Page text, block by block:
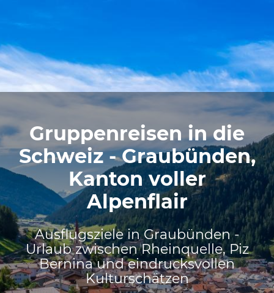
Gruppenreisen in die
Schweiz - Graubünden,
Kanton voller
Alpenflair
Ausflugsziele in Graubünden -
Urlaub zwischen Rheinquelle, Piz
Bernina und eindrucksvollen
Kulturschätzen